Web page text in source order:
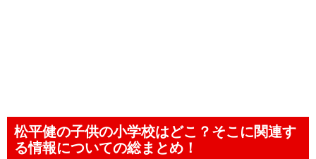
松平健の子供の小学校はどこ？そこに関連す
る情報についての総まとめ！